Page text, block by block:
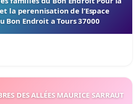
la perennisation de l’Espace
Bon Endroit a Tours 37000
DES ALLÉES MAURICE SARRAUT